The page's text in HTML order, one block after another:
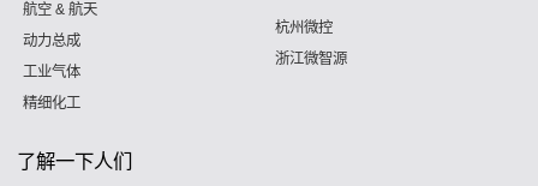
航空 & 航天
动力总成
工业气体
精细化工
杭州微控
浙江微智源
了解一下人们